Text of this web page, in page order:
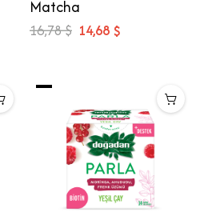
Matcha
16,78 $ 14,68 $